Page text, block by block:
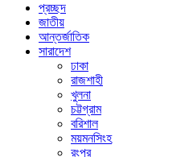
প্রচ্ছদ
জাতীয়
আন্তর্জাতিক
সারাদেশ
ঢাকা
রাজশাহী
খুলনা
চট্টগ্রাম
বরিশাল
ময়মনসিংহ
রংপুর